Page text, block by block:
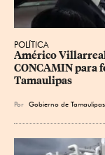
POLÍTICA
Américo
CONCAMIN para
Tamaulipas
Por Gobierno de Tamaulipas